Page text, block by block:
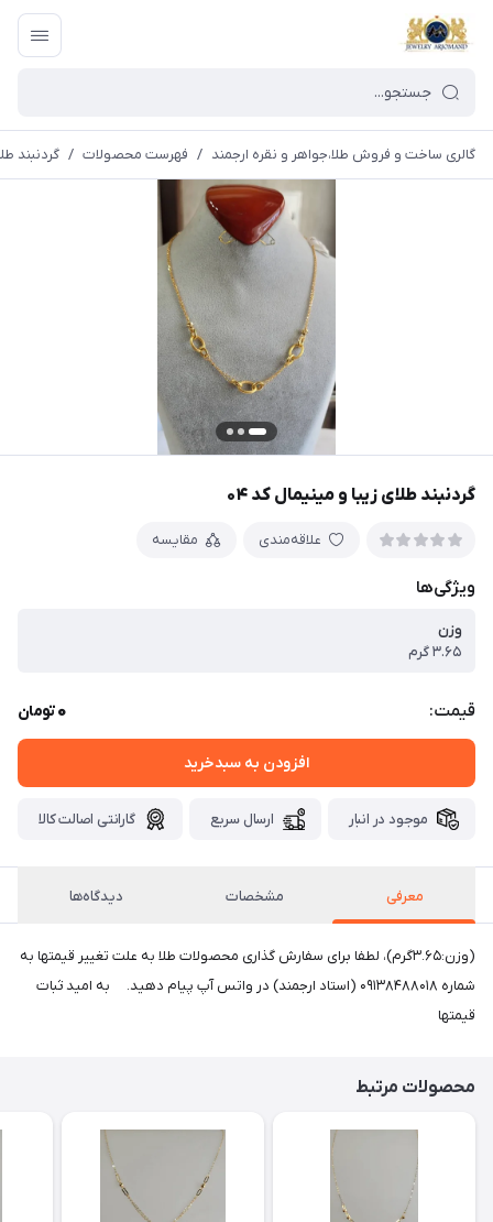
گالری ساخت و فروش طلا،جواهر و نقره ارجمند / فهرست محصولات / گردنبند
گردنبند طلای زیبا و مینیمال کد ۰۴
علاقه‌مندی مقایسه
ویژگی‌ها
وزن
۳.۶۵ گرم
قیمت: 0تومان
افزودن به سبدخرید
موجود در انبار ارسال سریع گارانتی اصالت کالا
معرفی مشخصات دیدگاه‌ها
(وزن:۳.۶۵گرم)، لطفا برای سفارش گذاری محصولات طلا به علت تغییر قیمتها به
شماره ۰۹۱۳۸۴۸۸۰۱۸ (استاد ارجمند) در واتس آپ پیام دهید. به امید ثبات
قیمتها
محصولات مرتبط